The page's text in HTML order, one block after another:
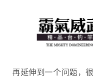
再延伸到一个问题，